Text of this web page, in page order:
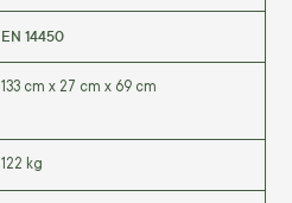
EN 14450
133 cm x 27 cm x 69 cm
122 kg